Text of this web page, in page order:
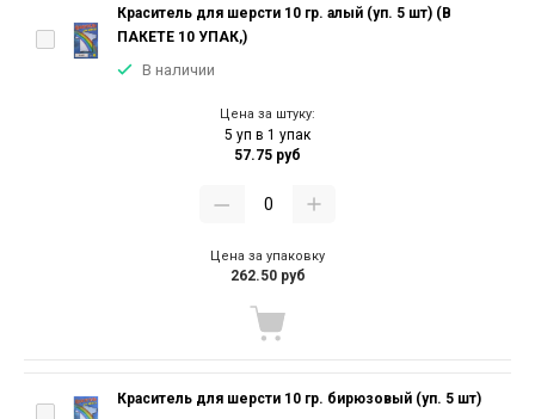
Краситель для шерсти 10 гр. алый (уп. 5 шт) (В
ПАКЕТЕ 10 УПАК,)
В наличии
Цена за штуку:
5 уп в 1 упак
57.75 руб
Цена за упаковку
262.50 руб
Краситель для шерсти 10 гр. бирюзовый (уп. 5 шт)